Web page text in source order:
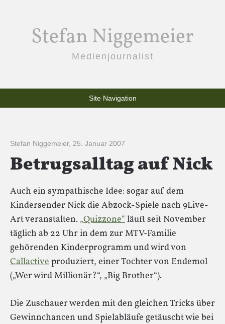
Stefan Niggemeier
Medienjournalist
Site Navigation
Stefan Niggemeier, 25. Januar 2007
Betrugsalltag auf Nick
Auch ein sympathische Idee: sogar auf dem
Kindersender Nick die Abzock-Spiele nach 9Live-
Art veranstalten. „Quizzone“läuft seit November
täglich ab 22 Uhr in dem zur MTV-Familie
gehörenden Kinderprogramm und wird von
Callactiveproduziert, einer Tochter von Endemol
(„Wer wird Millionär?“, „Big Brother“).
Die Zuschauer werden mit den gleichen Tricks über
Gewinnchancen und Spielabläufe getäuscht wie bei